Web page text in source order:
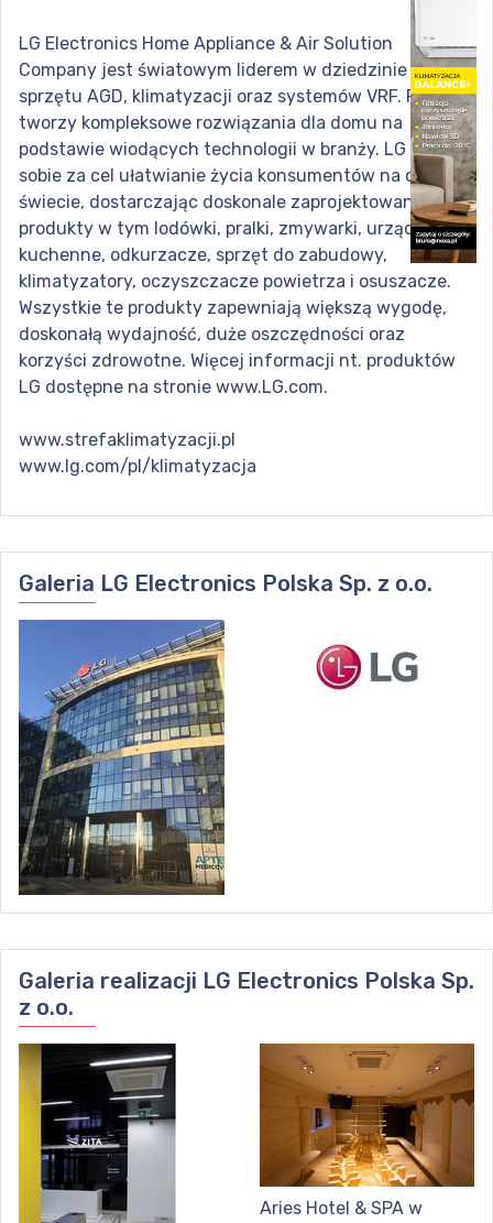
LG Electronics Home Appliance & Air Solution
Company jest światowym liderem w dziedzinie
sprzętu AGD, klimatyzacji oraz systemów VRF. Firma
tworzy kompleksowe rozwiązania dla domu na
podstawie wiodących technologii w branży. LG stawia
sobie za cel ułatwianie życia konsumentów na całym
świecie, dostarczając doskonale zaprojektowane
produkty w tym lodówki, pralki, zmywarki, urządzenia
kuchenne, odkurzacze, sprzęt do zabudowy,
klimatyzatory, oczyszczacze powietrza i osuszacze.
Wszystkie te produkty zapewniają większą wygodę,
doskonałą wydajność, duże oszczędności oraz
korzyści zdrowotne. Więcej informacji nt. produktów
LG dostępne na stronie www.LG.com.
www.strefaklimatyzacji.pl
www.lg.com/pl/klimatyzacja
Galeria LG Electronics Polska Sp. z o.o.
Galeria realizacji LG Electronics Polska Sp.
z o.o.
Aries Hotel & SPA w